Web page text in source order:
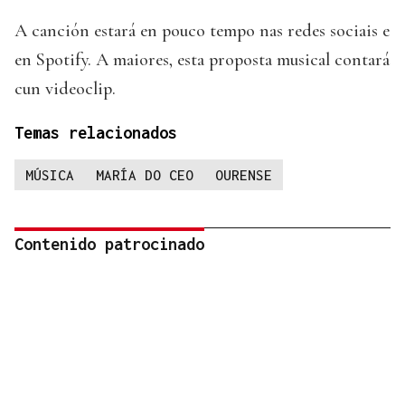
A canción estará en pouco tempo nas redes sociais e
en Spotify. A maiores, esta proposta musical contará
cun videoclip.
Temas relacionados
MÚSICA MARÍA DO CEO OURENSE
Contenido patrocinado